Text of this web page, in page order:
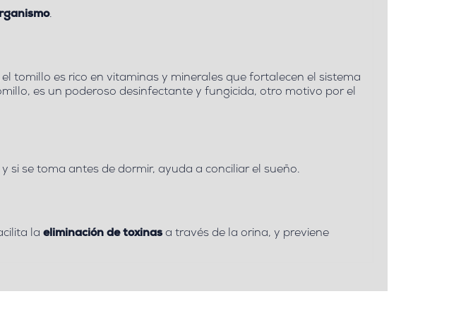
.
el tomillo es rico en vitaminas y minerales que fortalecen el sistema
es un poderoso desinfectante y fungicida, otro motivo por el
y si se toma antes de dormir, ayuda a conciliar el sueño.
la eliminación de toxinas a través de la orina, y previene